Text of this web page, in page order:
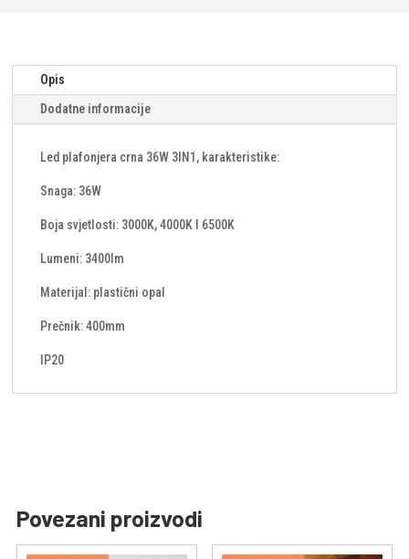
Opis
Dodatne informacije
Led plafonjera crna 36W 3IN1, karakteristike:
Snaga: 36W
Boja svjetlosti: 3000K, 4000K I 6500K
Lumeni: 3400lm
Materijal: plastični opal
Prečnik: 400mm
IP20
Povezani proizvodi